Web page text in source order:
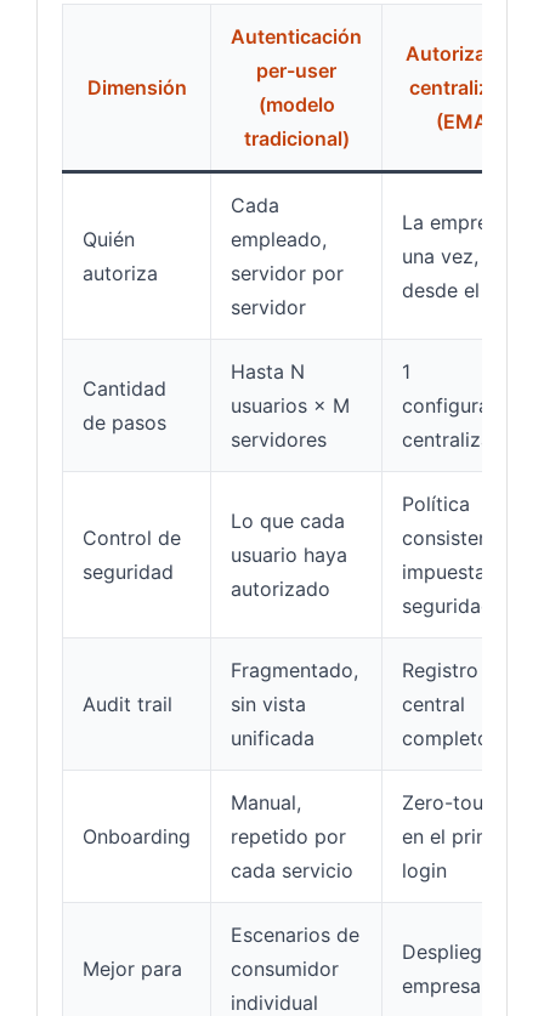
Dimensión
Autenticación
per-user
(modelo
tradicional)
Autorización
centralizada
(EMA)
Quién
autoriza
Cada
empleado,
servidor por
servidor
La empresa,
una vez,
desde el IdP
Cantidad
de pasos
Hasta N
usuarios × M
servidores
1
configuración
centralizada
Control de
seguridad
Lo que cada
usuario haya
autorizado
Política
consistente
impuesta por
seguridad
Audit trail
Fragmentado,
sin vista
unificada
Registro
central
completo
Onboarding
Manual,
repetido por
cada servicio
Zero-touch
en el primer
login
Mejor para
Escenarios de
consumidor
individual
Despliegues
empresariales